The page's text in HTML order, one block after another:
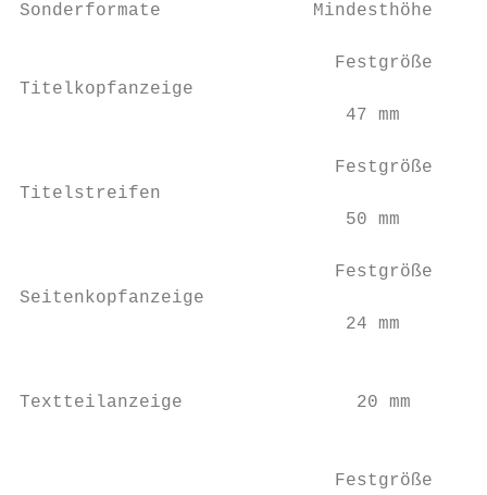
Sonderformate              Mindesthöhe
Festgröße
Titelkopfanzeige
47 mm
Festgröße
Titelstreifen
50 mm
Festgröße
Seitenkopfanzeige
24 mm
Textteilanzeige                20 mm
Festgröße